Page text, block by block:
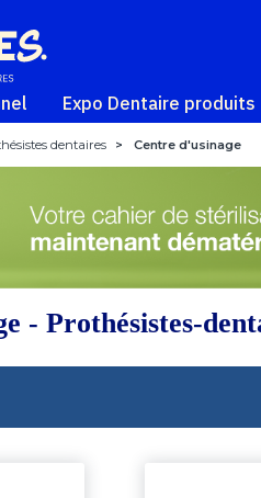
Expo Dentaire produits
dentaires > Centre d'usinage
- Prothésistes-